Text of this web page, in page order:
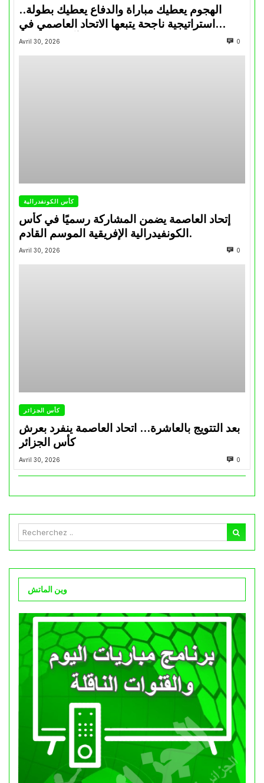
الهجوم يعطيك مباراة والدفاع يعطيك بطولة..
استراتيجية ناجحة يتبعها الاتحاد العاصمي في
تتويجاته آخر السنوات
Avril 30, 2026 0
كأس الكونفدرالية
إتحاد العاصمة يضمن المشاركة رسميًا في كأس
الكونفيدرالية الإفريقية الموسم القادم.
Avril 30, 2026 0
كأس الجزائر
بعد التتويج بالعاشرة… اتحاد العاصمة ينفرد بعرش
كأس الجزائر
Avril 30, 2026 0
وين الماتش